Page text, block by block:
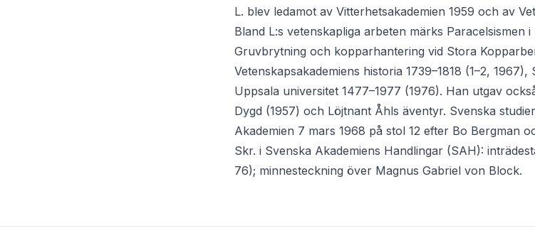
L. blev ledamot av Vitterhetsakademien 1959 och av
Bland L:s vetenskapliga arbeten märks Paracelsismen
Gruvbrytning och kopparhantering vid Stora
Vetenskapsakademiens historia 1739–1818 (1–2,
Uppsala universitet 1477–1977 (1976). Han utgav
Dygd (1957) och Löjtnant Åhls äventyr. Svenska
Akademien 7 mars 1968 på stol 12 efter Bo Bergman
Skr. i Svenska Akademiens Handlingar (SAH):
76); minnesteckning över Magnus Gabriel von Block.